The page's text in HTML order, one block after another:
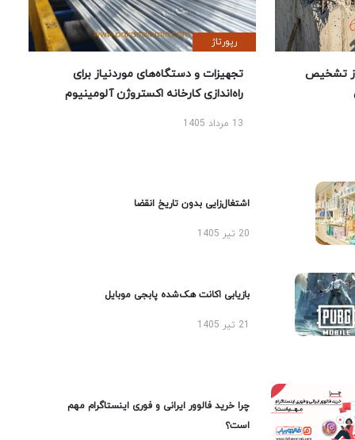
تشخیص
رپورتاژ
تجهیزات و دستگاه‌های موردنیاز برای
راه‌اندازی کارخانه اکستروژن آلومینیوم
13 مرداد 1405
اشتغال‌زایی بدون تاریخ انقضا
20 تیر 1405
بازیابی اکانت هک‌شده پابجی موبایل
چرا خرید فالوور ایرانی و فوری اینستاگرام مهم
است؟